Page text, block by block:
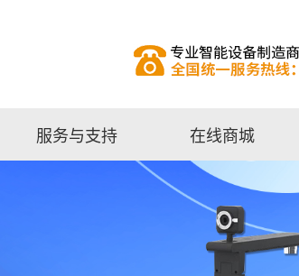
服务与支持 在线商城